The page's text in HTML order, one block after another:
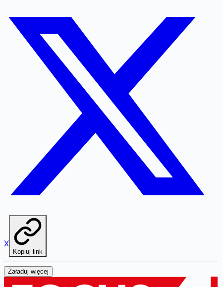
X
Kopiuj link
Załaduj więcej